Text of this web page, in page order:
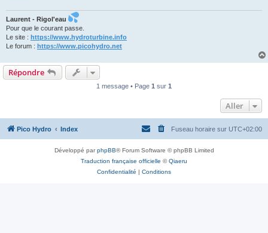
Laurent - Rigol'eau
Pour que le courant passe.
Le site : https://www.hydroturbine.info
Le forum : https://www.picohydro.net
Répondre
1 message • Page 1 sur 1
Aller
Pico Hydro Index Fuseau horaire sur UTC+02:00
Développé parphpBB® Forum Software © phpBB Limited
Traduction française officielle ©Qiaeru
Confidentialité | Conditions